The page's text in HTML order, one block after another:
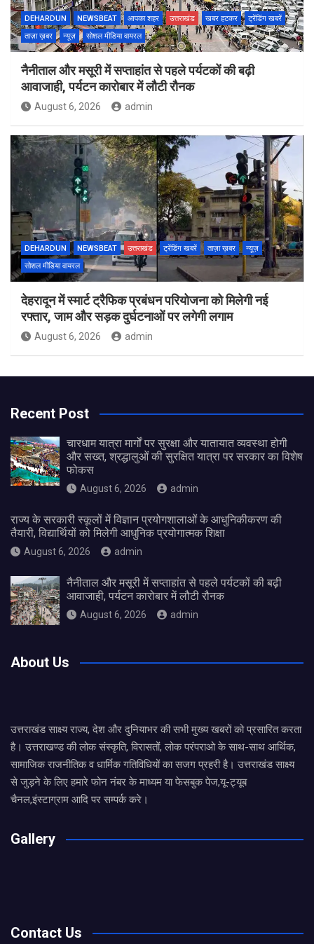
DEHARDUN NEWSBEAT आपका शहर उत्तराखंड खबर हटकर
ट्रेंडिंग खबरें
ताज़ा ख़बर
न्यूज़ सोशल मीडिया वायरल
नैनीताल और मसूरी में सप्ताहांत से पहले पर्यटकों की बढ़ी
आवाजाही, पर्यटन कारोबार में लौटी रौनक
August 6, 2026 admin
DEHARDUN NEWSBEAT उत्तराखंड ट्रेंडिंग खबरें ताज़ा ख़बर
न्यूज़
सोशल मीडिया वायरल
देहरादून में स्मार्ट ट्रैफिक प्रबंधन परियोजना को मिलेगी नई
रफ्तार, जाम और सड़क दुर्घटनाओं पर लगेगी लगाम
August 6, 2026 admin
Recent Post
चारधाम यात्रा मार्गों पर सुरक्षा और यातायात व्यवस्था होगी
और सख्त, श्रद्धालुओं की सुरक्षित यात्रा पर सरकार का विशेष
फोकस
August 6, 2026 admin
राज्य के सरकारी स्कूलों में विज्ञान प्रयोगशालाओं के आधुनिकीकरण की
तैयारी, विद्यार्थियों को मिलेगी आधुनिक प्रयोगात्मक शिक्षा
August 6, 2026 admin
नैनीताल और मसूरी में सप्ताहांत से पहले पर्यटकों की बढ़ी
आवाजाही, पर्यटन कारोबार में लौटी रौनक
August 6, 2026 admin
About Us
उत्तराखंड साक्ष्य राज्य, देश और दुनियाभर की सभी मुख्य खबरों को प्रसारित करता
है। उत्तराखण्ड की लोक संस्कृति, विरासतों, लोक परंपराओ के साथ-साथ आर्थिक,
सामाजिक राजनीतिक व धार्मिक गतिविधियों का सजग प्रहरी है। उत्तराखंड साक्ष्य
से जुड़ने के लिए हमारे फोन नंबर के माध्यम या फेसबुक पेज,यू-ट्यूब
चैनल,इंस्टाग्राम आदि पर सम्पर्क करे।
Gallery
Contact Us